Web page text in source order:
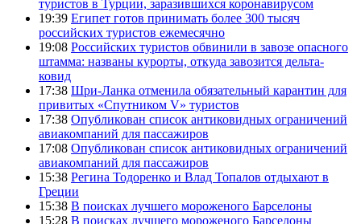
туристов в Турции, заразившихся коронавирусом
19:39 Египет готов принимать более 300 тысяч
российских туристов ежемесячно
19:08 Российских туристов обвинили в завозе опасного
штамма: названы курорты, откуда завозится дельта-
ковид
17:38 Шри-Ланка отменила обязательный карантин для
привитых «Спутником V» туристов
17:38 Опубликован список антиковидных ограничений
авиакомпаний для пассажиров
17:08 Опубликован список антиковидных ограничений
авиакомпаний для пассажиров
15:38 Регина Тодоренко и Влад Топалов отдыхают в
Греции
15:38 В поисках лучшего мороженого Барселоны
15:28 В поисках лучшего мороженого Барселоны